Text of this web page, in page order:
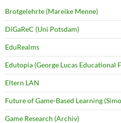
Brotgelehrte (Mareike Menne)
DiGaReC (Uni Potsdam)
EduRealms
Edutopia (George Lucas Educational
Eltern LAN
Future of Game-Based Learning
Game Research (Archiv)